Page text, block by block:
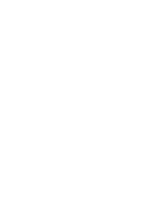
productos fuera del
El gusto por
Hubo una época
reducidos de
cosplay, por
enormemente. El
natural que